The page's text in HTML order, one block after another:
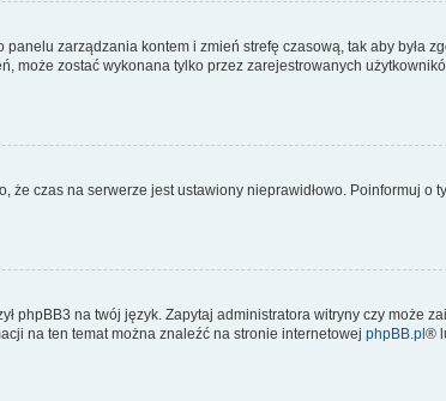
zarządzania kontem i zmień strefę czasową, tak aby była
może zostać wykonana tylko przez zarejestrowanych
czas na serwerze jest ustawiony nieprawidłowo. Poinformuj o
phpBB3 na twój język. Zapytaj administratora witryny czy może
na ten temat można znaleźć na stronie internetowej phpBB.pl®